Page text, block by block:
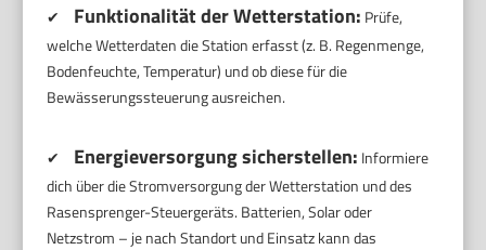
✔ Funktionalität der Wetterstation: Prüfe,
welche Wetterdaten die Station erfasst (z. B. Regenmenge,
Bodenfeuchte, Temperatur) und ob diese für die
Bewässerungssteuerung ausreichen.
✔ Energieversorgung sicherstellen: Informiere
dich über die Stromversorgung der Wetterstation und des
Rasensprenger-Steuergeräts. Batterien, Solar oder
Netzstrom – je nach Standort und Einsatz kann das